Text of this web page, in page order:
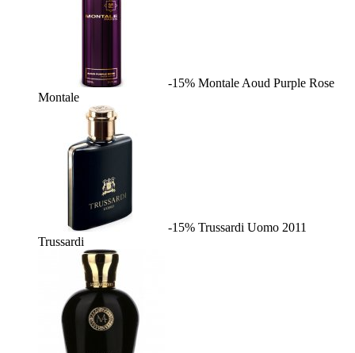
-15% Montale Aoud Purple Rose
Montale
-15% Trussardi Uomo 2011
Trussardi